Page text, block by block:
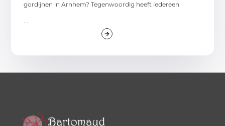
gordijnen in Arnhem? Tegenwoordig heeft iedereen